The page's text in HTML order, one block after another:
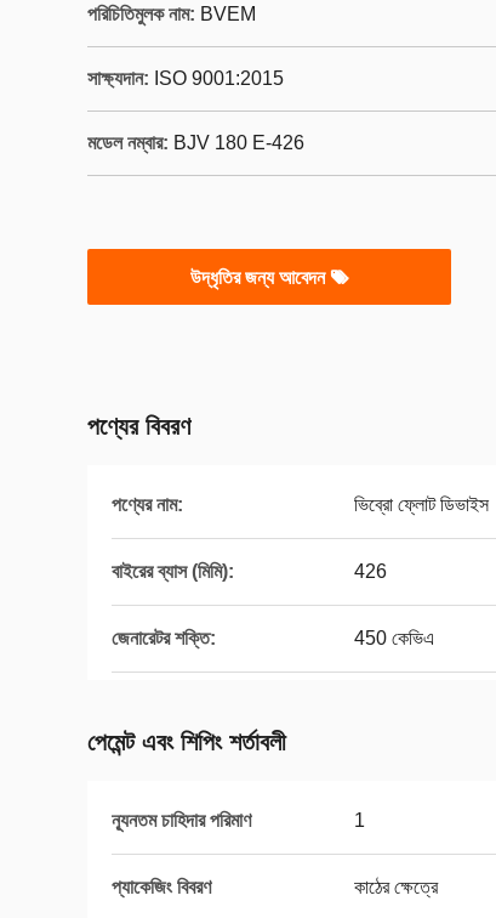
পরিচিতিমুলক নাম: BVEM
সাক্ষ্যদান: ISO 9001:2015
মডেল নম্বার: BJV 180 E-426
উদ্ধৃতির জন্য আবেদন
পণ্যের বিবরণ
পণ্যের নাম: ভিব্রো ফ্লোট ডিভাইস
বাইরের ব্যাস (মিমি): 426
জেনারেটর শক্তি: 450 কেভিএ
পেমেন্ট এবং শিপিং শর্তাবলী
ন্যূনতম চাহিদার পরিমাণ 1
প্যাকেজিং বিবরণ কাঠের ক্ষেত্রে